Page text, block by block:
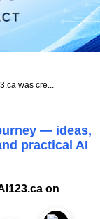
was cre...
— ideas,
practical AI
on